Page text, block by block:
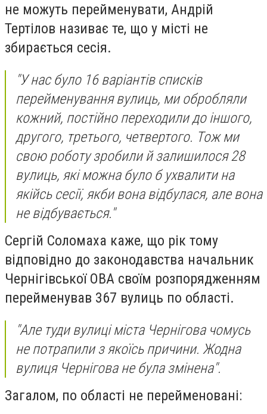
не можуть перейменувати, Андрій
Тертілов називає те, що у місті не
збирається сесія.
"У нас було 16 варіантів списків
перейменування вулиць, ми обробляли
кожний, постійно переходили до іншого,
другого, третього, четвертого. Тож ми
свою роботу зробили й залишилося 28
вулиць, які можна було б ухвалити на
якійсь сесії, якби вона відбулася, але вона
не відбувається."
Сергій Соломаха каже, що рік тому
відповідно до законодавства начальник
Чернігівської ОВА своїм розпорядженням
перейменував 367 вулиць по області.
"Але туди вулиці міста Чернігова чомусь
не потрапили з якоїсь причини. Жодна
вулиця Чернігова не була змінена".
Загалом, по області не перейменовані: